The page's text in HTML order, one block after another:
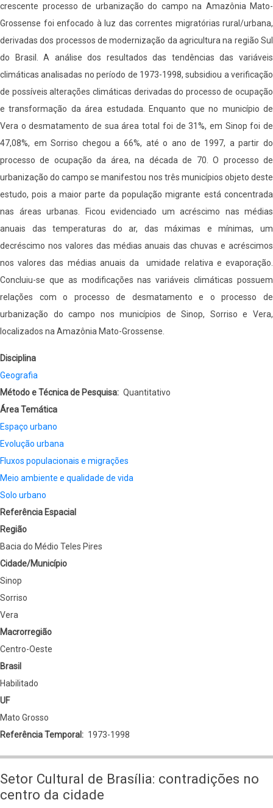
crescente processo de urbanização do campo na Amazônia Mato-
Grossense foi enfocado à luz das correntes migratórias rural/urbana,
derivadas dos processos de modernização da agricultura na região Sul
do Brasil. A análise dos resultados das tendências das variáveis
climáticas analisadas no período de 1973-1998, subsidiou a verificação
de possíveis alterações climáticas derivadas do processo de ocupação
e transformação da área estudada. Enquanto que no município de
Vera o desmatamento de sua área total foi de 31%, em Sinop foi de
47,08%, em Sorriso chegou a 66%, até o ano de 1997, a partir do
processo de ocupação da área, na década de 70. O processo de
urbanização do campo se manifestou nos três municípios objeto deste
estudo, pois a maior parte da população migrante está concentrada
nas áreas urbanas. Ficou evidenciado um acréscimo nas médias
anuais das temperaturas do ar, das máximas e mínimas, um
decréscimo nos valores das médias anuais das chuvas e acréscimos
nos valores das médias anuais da umidade relativa e evaporação.
Concluiu-se que as modificações nas variáveis climáticas possuem
relações com o processo de desmatamento e o processo de
urbanização do campo nos municípios de Sinop, Sorriso e Vera,
localizados na Amazônia Mato-Grossense.
Disciplina
Geografia
Método e Técnica de Pesquisa
Quantitativo
Área Temática
Espaço urbano
Evolução urbana
Fluxos populacionais e migrações
Meio ambiente e qualidade de vida
Solo urbano
Referência Espacial
Região
Bacia do Médio Teles Pires
Cidade/Município
Sinop
Sorriso
Vera
Macrorregião
Centro-Oeste
Brasil
Habilitado
UF
Mato Grosso
Referência Temporal
1973-1998
Setor Cultural de Brasília: contradições no
centro da cidade